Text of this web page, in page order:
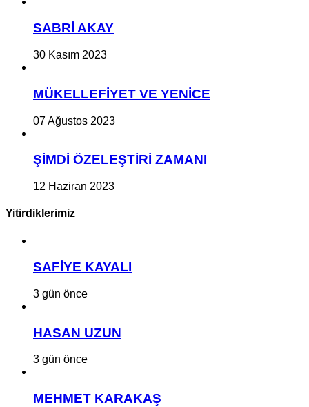
SABRİ AKAY
30 Kasım 2023
MÜKELLEFİYET VE YENİCE
07 Ağustos 2023
ŞİMDİ ÖZELEŞTİRİ ZAMANI
12 Haziran 2023
Yitirdiklerimiz
SAFİYE KAYALI
3 gün önce
HASAN UZUN
3 gün önce
MEHMET KARAKAŞ